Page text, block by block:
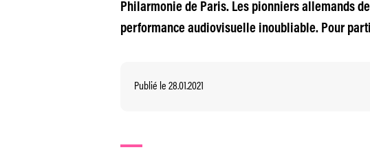
Philarmonie de Paris. Les pionniers allemands
performance audiovisuelle inoubliable. Pour
Publié le 28.01.2021